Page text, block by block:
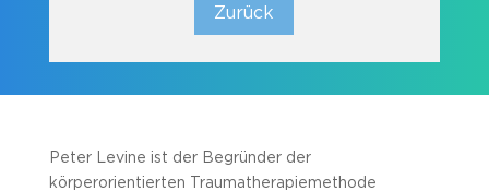
Zurück
Peter Levine ist der Begründer der
körperorientierten Traumatherapiemethode